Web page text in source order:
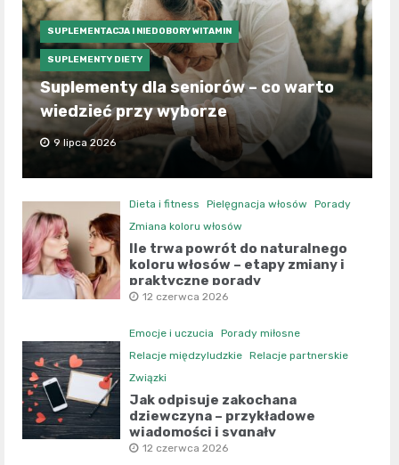
SUPLEMENTACJA I NIEDOBORY WITAMIN
SUPLEMENTY DIETY
Suplementy dla seniorów – co warto
wiedzieć przy wyborze
9 lipca 2026
Dieta i fitness Pielęgnacja włosów
Porady
Zmiana koloru włosów
Ile trwa powrót do naturalnego
koloru włosów – etapy zmiany i
praktyczne porady
12 czerwca 2026
Emocje i uczucia
Porady miłosne
Relacje międzyludzkie Relacje partnerskie
Związki
Jak odpisuje zakochana
dziewczyna – przykładowe
wiadomości i sygnały
12 czerwca 2026